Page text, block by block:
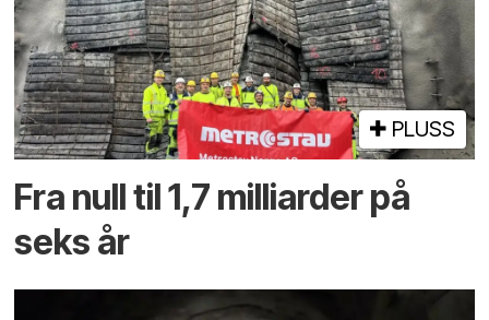
PLUSS
Fra null til 1,7 milliarder på
seks år